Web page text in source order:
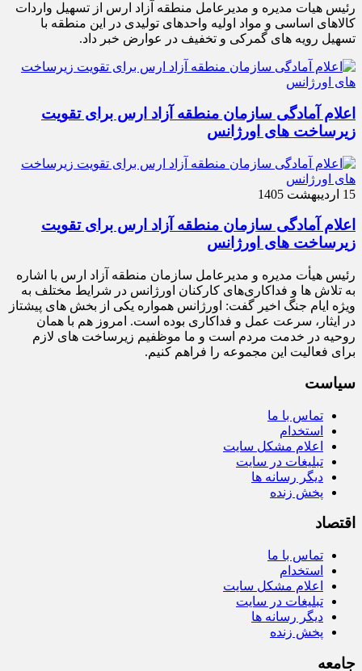
رئیس هیات مدیره و مدیرعامل منطقه آزاد ارس از تسهیل واردات
کالاهای اساسی و مواد اولیه واحدهای تولیدی در این منطقه با
تسهیل رویه های گمرکی و تخفیف در عوارض خبر داد.
اعلام آمادگی سازمان منطقه آزاد ارس برای تقویت
زیرساخت‌ های اورژانس
15 اردیبهشت 1405
اعلام آمادگی سازمان منطقه آزاد ارس برای تقویت
زیرساخت‌ های اورژانس
رئیس هیأت‌ مدیره و مدیرعامل سازمان منطقه آزاد ارس با اشاره
به تلاش‌ ها و فداکاری‌های کارکنان اورژانس در شرایط مختلف به‌
ویژه ایام جنگ اخیر گفت: اورژانس همواره یکی از بخش‌ های پیشتاز
در ایثار، سرعت‌ عمل و فداکاری بوده است. امروز هم با همان
روحیه در خدمت مردم است و ما موظفیم زیرساخت‌ های لازم
برای فعالیت این مجموعه را فراهم کنیم.
سیاست
تماس با ما
استخدام
اعلام مشکل سایت
تبلیغات در سایت
دیگر رسانه ها
پخش زنده
اقتصاد
تماس با ما
استخدام
اعلام مشکل سایت
تبلیغات در سایت
دیگر رسانه ها
پخش زنده
جامعه